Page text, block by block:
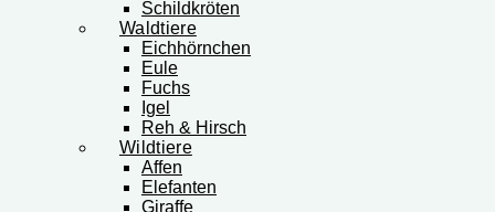
Schildkröten
Waldtiere
Eichhörnchen
Eule
Fuchs
Igel
Reh & Hirsch
Wildtiere
Affen
Elefanten
Giraffe